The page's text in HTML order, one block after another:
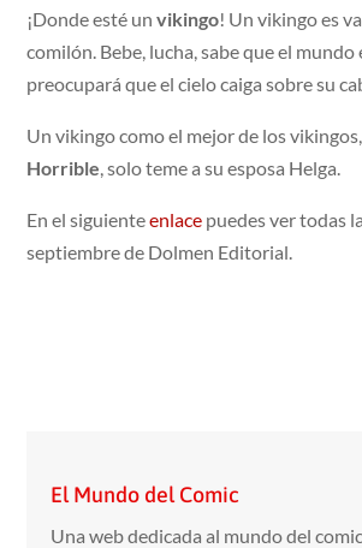
¡Donde esté unvikingo! Un vikingo es
comilón. Bebe, lucha, sabe que el mundo
preocupará que el cielo caiga sobre su
Un vikingo como el mejor de los vikingos,
Horrible, solo teme a su esposa Helga.
En el siguienteenlace puedes ver todas
septiembre de Dolmen Editorial.
El Mundo del Comic
Una web dedicada al mundo del